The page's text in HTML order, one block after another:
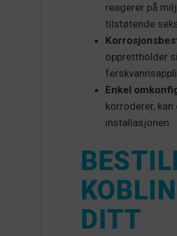
reagerer på
tilstøtende
opprettholder
Enkel
korroderer,
installasjonen.
DITT